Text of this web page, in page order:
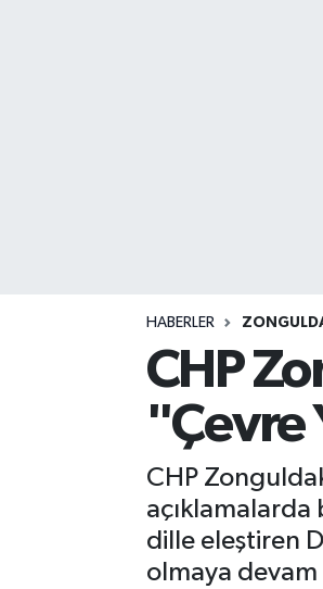
HABERLER
CHP
"Çevre
CHP
açıklamalarda
dille eleştiren
olmaya
KASTAMONU